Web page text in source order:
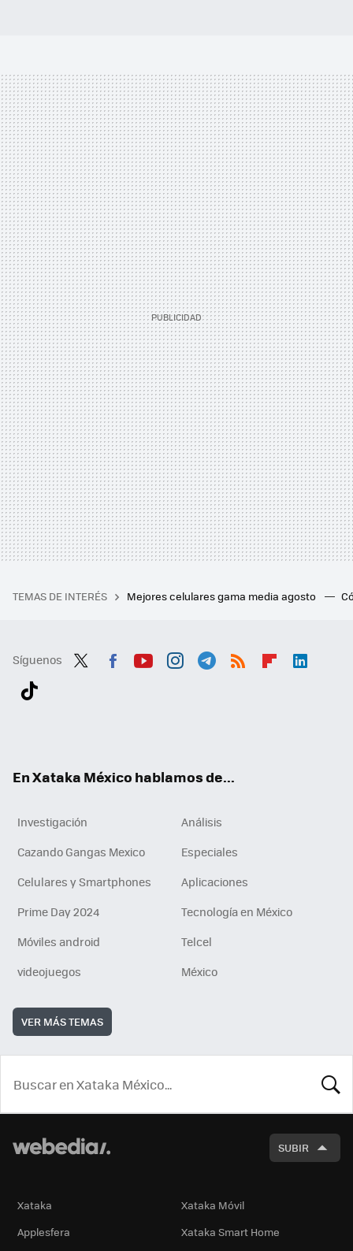
TEMAS DE INTERÉS Mejores celulares gama media agosto
Síguenos
En Xataka México hablamos de...
Investigación
Análisis
Cazando Gangas Mexico
Especiales
Celulares y Smartphones
Aplicaciones
Prime Day 2024
Tecnología en México
Móviles android
Telcel
videojuegos
México
VER MÁS TEMAS
SUBIR
Xataka
Xataka Móvil
Applesfera
Xataka Smart Home